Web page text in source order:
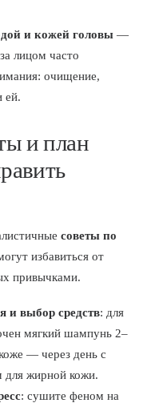
и кожей головы —
лицом часто
очищение,
ей.
и план
советы по
избавиться от
привычками.
и выбор средств: для
мягкий шампунь 2–
— через день с
для жирной кожи.
: сушите феном на